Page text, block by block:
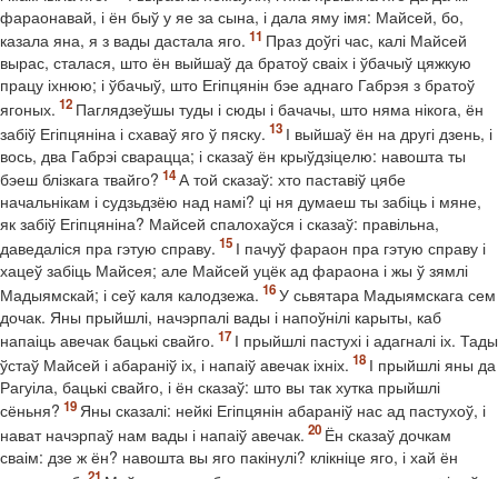
фараонавай, і ён быў у яе за сына, і дала яму імя: Майсей, бо,
казала яна, я з вады дастала яго.
Праз доўгі час, калі Майсей
вырас, сталася, што ён выйшаў да братоў сваіх і ўбачыў цяжкую
працу іхнюю; і ўбачыў, што Егіпцянін бэе аднаго Габрэя з братоў
ягоных.
Паглядзеўшы туды і сюды і бачачы, што няма нікога, ён
забіў Егіпцяніна і схаваў яго ў пяску.
І выйшаў ён на другі дзень, і
вось, два Габрэі сварацца; і сказаў ён крыўдзіцелю: навошта ты
бэеш блізкага твайго?
А той сказаў: хто паставіў цябе
начальнікам і судзьдзёю над намі? ці ня думаеш ты забіць і мяне,
як забіў Егіпцяніна? Майсей спалохаўся і сказаў: правільна,
даведаліся пра гэтую справу.
І пачуў фараон пра гэтую справу і
хацеў забіць Майсея; але Майсей уцёк ад фараона і жы ў зямлі
Мадыямскай; і сеў каля калодзежа.
У сьвятара Мадыямскага сем
дочак. Яны прыйшлі, начэрпалі вады і напоўнілі карыты, каб
напаіць авечак бацькі свайго.
І прыйшлі пастухі і адагналі іх. Тады
ўстаў Майсей і абараніў іх, і напаіў авечак іхніх.
І прыйшлі яны да
Рагуіла, бацькі свайго, і ён сказаў: што вы так хутка прыйшлі
сёньня?
Яны сказалі: нейкі Егіпцянін абараніў нас ад пастухоў, і
нават начэрпаў нам вады і напаіў авечак.
Ён сказаў дочкам
сваім: дзе ж ён? навошта вы яго пакінулі? клікніце яго, і хай ён